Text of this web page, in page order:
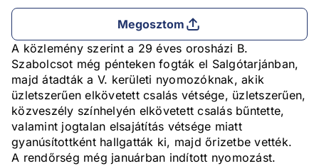
Megosztom
A közlemény szerint a 29 éves orosházi B.
Szabolcsot még pénteken fogták el Salgótarjánban,
majd átadták a V. kerületi nyomozóknak, akik
üzletszerűen elkövetett csalás vétsége, üzletszerűen,
közveszély színhelyén elkövetett csalás bűntette,
valamint jogtalan elsajátítás vétsége miatt
gyanúsítottként hallgatták ki, majd őrizetbe vették.
A rendőrség még januárban indított nyomozást.